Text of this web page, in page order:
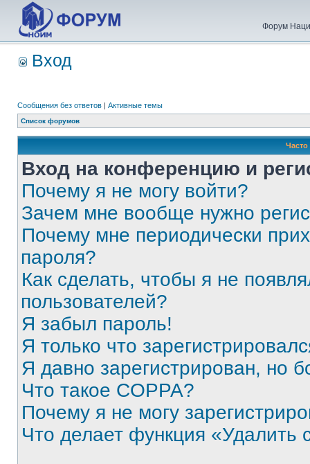
Форум
Вход
Сообщения без ответов | Активные темы
Список форумов
Вход на конференцию и
Почему я не могу войти?
Зачем мне вообще нужно
Почему мне периодически
пароля?
Как сделать, чтобы я не
пользователей?
Я забыл пароль!
Я только что
Я давно зарегистрирован, но
Что такое COPPA?
Почему я не могу
Что делает функция «Удалить